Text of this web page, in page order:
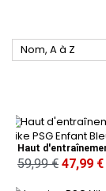
Nom, A à Z
59,99 € 47,99 €